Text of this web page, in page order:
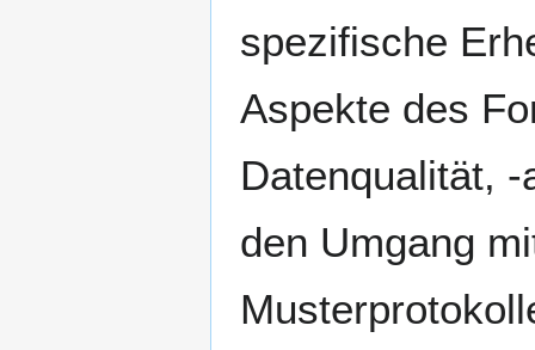
spezifische
Aspekte des
Datenqualität,
den Umgang